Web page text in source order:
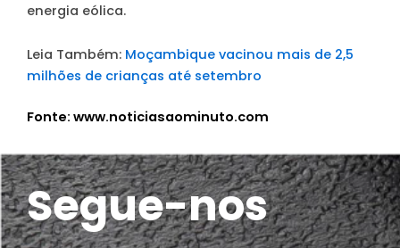
energia eólica.
Leia Também: Moçambique vacinou mais de 2,5
milhões de crianças até setembro
Fonte: www.noticiasaominuto.com
Segue-nos